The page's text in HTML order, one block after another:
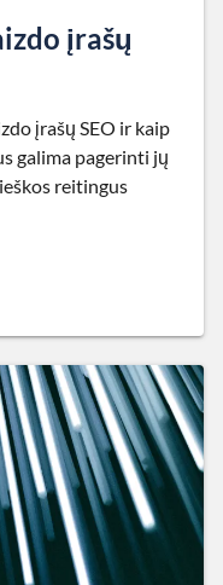
įrašų
įrašų SEO ir kaip
galima pagerinti jų
reitingus